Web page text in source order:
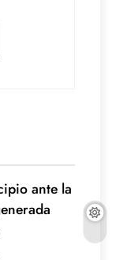
ante la